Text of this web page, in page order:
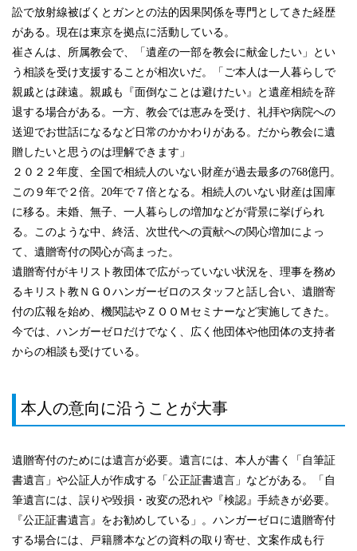
訟で放射線被ばくとガンとの法的因果関係を専門としてきた経歴
がある。現在は東京を拠点に活動している。
崔さんは、所属教会で、「遺産の一部を教会に献金したい」とい
う相談を受け支援することが相次いだ。「ご本人は一人暮らしで
親戚とは疎遠。親戚も『面倒なことは避けたい』と遺産相続を辞
退する場合がある。一方、教会では恵みを受け、礼拝や病院への
送迎でお世話になるなど日常のかかわりがある。だから教会に遺
贈したいと思うのは理解できます」
２０２２年度、全国で相続人のいない財産が過去最多の768億円。
この９年で２倍。20年で７倍となる。相続人のいない財産は国庫
に移る。未婚、無子、一人暮らしの増加などが背景に挙げられ
る。このような中、終活、次世代への貢献への関心増加によっ
て、遺贈寄付の関心が高まった。
遺贈寄付がキリスト教団体で広がっていない状況を、理事を務め
るキリスト教ＮＧＯハンガーゼロのスタッフと話し合い、遺贈寄
付の広報を始め、機関誌やＺＯＯＭセミナーなど実施してきた。
今では、ハンガーゼロだけでなく、広く他団体や他団体の支持者
からの相談も受けている。
本人の意向に沿うことが大事
遺贈寄付のためには遺言が必要。遺言には、本人が書く「自筆証
書遺言」や公証人が作成する「公正証書遺言」などがある。「自
筆遺言には、誤りや毀損・改変の恐れや『検認』手続きが必要。
『公正証書遺言』をお勧めしている」。ハンガーゼロに遺贈寄付
する場合には、戸籍謄本などの資料の取り寄せ、文案作成も行